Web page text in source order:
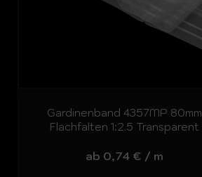
Gardinenband 4357MP 80mm
Flachfalten 1:2.5 Transparent
ab 0,74 € / m